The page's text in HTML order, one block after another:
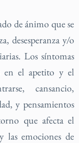
de ánimo que se
desesperanza y/o
Los síntomas
en el apetito y el
cansancio,
y pensamientos
que afecta el
las emociones de